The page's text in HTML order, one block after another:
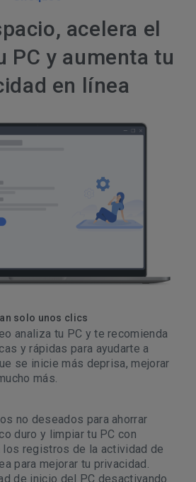
acelera el
PC y aumenta tu
en línea
solo unos clics
analiza tu PC y te recomienda
y rápidas para ayudarte a
se inicie más deprisa, mejorar
más.
no deseados para ahorrar
duro y limpiar tu PC con
los registros de la actividad de
para mejorar tu privacidad.
de inicio del PC desactivando